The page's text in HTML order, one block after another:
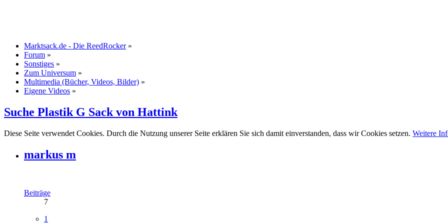
Marktsack.de - Die ReedRocker »
Forum »
Sonstiges »
Zum Universum »
Multimedia (Bücher, Videos, Bilder) »
Eigene Videos »
Suche Plastik G Sack von Hattink
Diese Seite verwendet Cookies. Durch die Nutzung unserer Seite erklären Sie sich damit einverstanden, dass wir Cookies setzen. Weitere
markus m
Beiträge
7
1